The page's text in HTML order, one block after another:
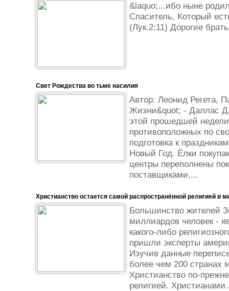
&laquo;...ибо ныне
Спаситель, Который
(Лук.2:11) Дорогие
Свет Рождества во тьме насилия
Автор: Леонид Регета,
Жизни&quot; - Даллас
этой прошедшей
противоположных по
подготовка к
Новый Год. Ёлки
центры переполнены
поставщиками,...
Христианство остается самой распространённой религией в
Большинство жителей
миллиардов человек -
какого-либо
пришли эксперты
Изучив данные
более чем 200 странах
Христианство по-
религией.